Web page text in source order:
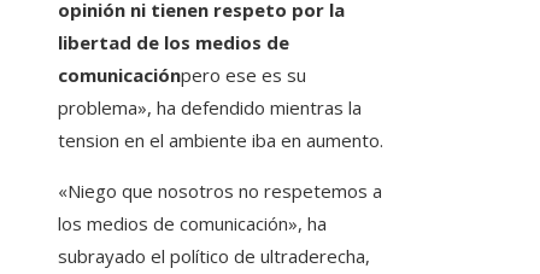
opinión ni tienen respeto por la
libertad de los medios de
comunicaciónpero ese es su
problema», ha defendido mientras la
tension en el ambiente iba en aumento.
«Niego que nosotros no respetemos a
los medios de comunicación», ha
subrayado el político de ultraderecha,